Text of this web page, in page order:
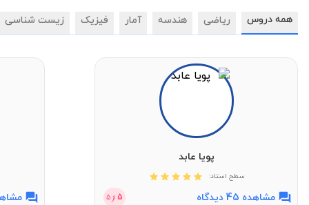
همه دروس ریاضی هندسه آمار فیزیک زیست شناسی
پویا عابد
سطح استاد:
مشاهده 45 دیدگاه 5 از 5 مشاهده